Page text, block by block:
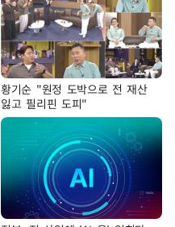
황기순 "원정 도박으로 전 재산
잃고 필리핀 도피"